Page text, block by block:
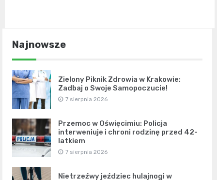
Najnowsze
Zielony Piknik Zdrowia w Krakowie:
Zadbaj o Swoje Samopoczucie!
7 sierpnia 2026
Przemoc w Oświęcimiu: Policja
interweniuje i chroni rodzinę przed 42-
latkiem
7 sierpnia 2026
Nietrzeźwy jeździec hulajnogi w